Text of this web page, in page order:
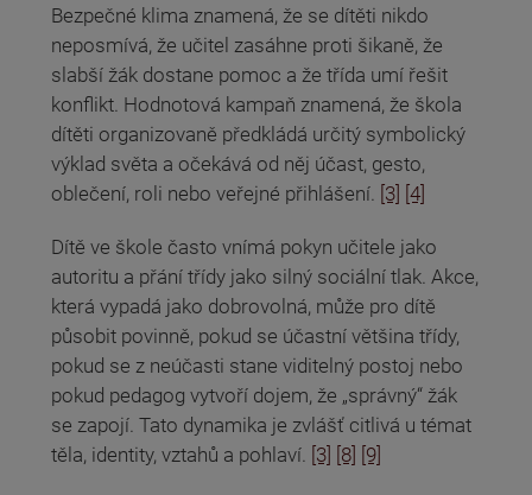
Bezpečné klima znamená, že se dítěti nikdo
neposmívá, že učitel zasáhne proti šikaně, že
slabší žák dostane pomoc a že třída umí řešit
konflikt. Hodnotová kampaň znamená, že škola
dítěti organizovaně předkládá určitý symbolický
výklad světa a očekává od něj účast, gesto,
oblečení, roli nebo veřejné přihlášení. [3] [4]
Dítě ve škole často vnímá pokyn učitele jako
autoritu a přání třídy jako silný sociální tlak. Akce,
která vypadá jako dobrovolná, může pro dítě
působit povinně, pokud se účastní většina třídy,
pokud se z neúčasti stane viditelný postoj nebo
pokud pedagog vytvoří dojem, že „správný“ žák
se zapojí. Tato dynamika je zvlášť citlivá u témat
těla, identity, vztahů a pohlaví. [3] [8] [9]